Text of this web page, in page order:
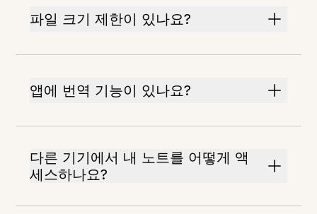
파일 크기 제한이 있나요?
앱에 번역 기능이 있나요?
다른 기기에서 내 노트를 어떻게 액
세스하나요?